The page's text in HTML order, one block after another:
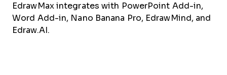
EdrawMax integrates with PowerPoint Add-in,
Word Add-in, Nano Banana Pro, EdrawMind, and
Edraw.AI.